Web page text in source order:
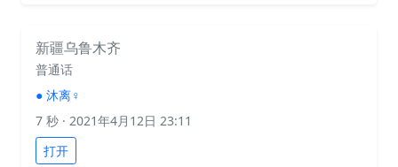
新疆乌鲁木齐
普通话
● 沐离♀
7 秒 · 2021年4月12日 23:11
打开